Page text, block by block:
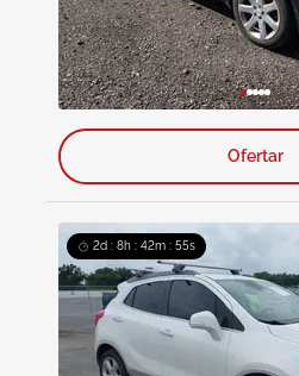
Ofertar
2d : 8h : 42m : 54s